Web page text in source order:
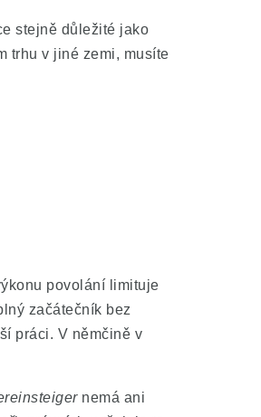
stejně důležité jako
trhu v jiné zemi, musíte
povolání limituje
začátečník bez
práci. V němčině v
nemá ani